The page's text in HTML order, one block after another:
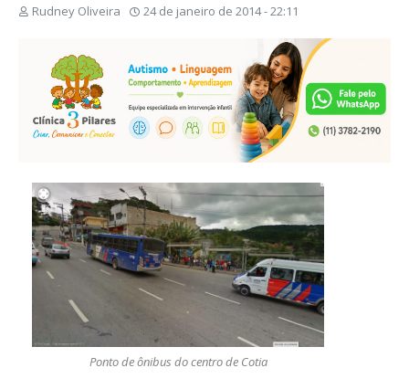
Rudney Oliveira 24 de janeiro de 2014 - 22:11
Ponto de ônibus do centro de Cotia